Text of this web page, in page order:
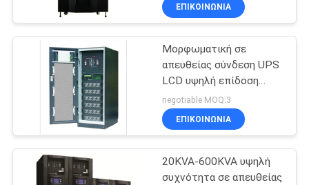
ΈΛΕΓΧΟΣ
ΠΟΙΌΤΗΤΑΣ
ΕΠΙΚΟΙΝΩΝΉΣΤΕ
ΕΙΔΉΣΕΙΣ
PWM UPS
41
ηλεκτρικού ρεύματος
ΕΠΙΚΟΙΝΩΝΙΑ
Μορφωματική σε
απευθείας σύνδεση UPS
LCD υψηλή επίδοση
επίδειξης για τον
υπολογιστή γραφείων
negotiable MOQ:3
ΕΠΙΚΟΙΝΩΝΙΑ
20KVA-600KVA υψηλή
συχνότητα σε απευθείας